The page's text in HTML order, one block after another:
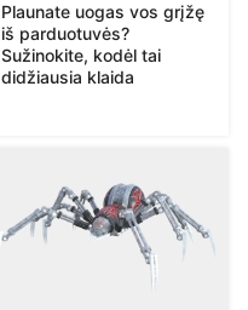
Plaunate uogas vos grįžę
iš parduotuvės?
Sužinokite, kodėl tai
didžiausia klaida